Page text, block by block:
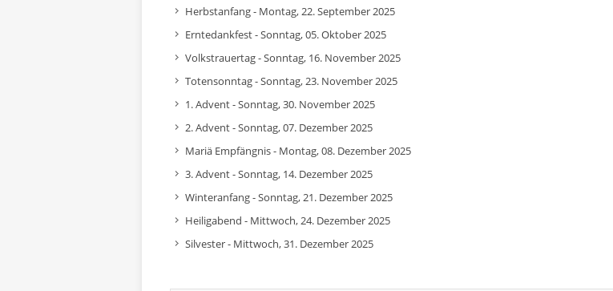
Herbstanfang - Montag, 22. September 2025
Erntedankfest - Sonntag, 05. Oktober 2025
Volkstrauertag - Sonntag, 16. November 2025
Totensonntag - Sonntag, 23. November 2025
1. Advent - Sonntag, 30. November 2025
2. Advent - Sonntag, 07. Dezember 2025
Mariä Empfängnis - Montag, 08. Dezember 2025
3. Advent - Sonntag, 14. Dezember 2025
Winteranfang - Sonntag, 21. Dezember 2025
Heiligabend - Mittwoch, 24. Dezember 2025
Silvester - Mittwoch, 31. Dezember 2025